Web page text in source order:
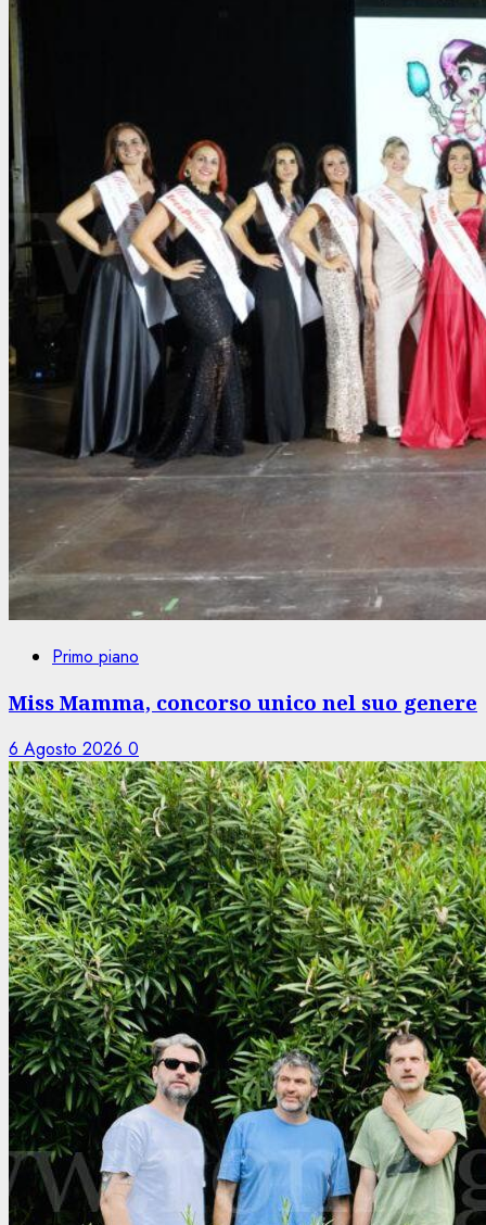
Primo piano
Miss Mamma, concorso unico nel suo genere
6 Agosto 2026 0